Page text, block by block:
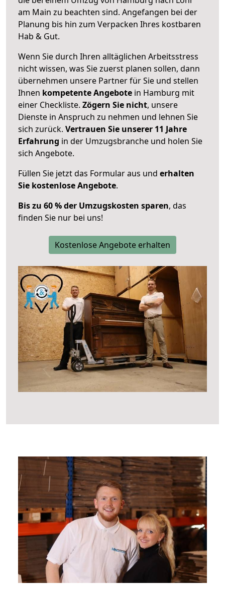
am Main zu beachten sind. Angefangen bei der
Planung bis hin zum Verpacken Ihres kostbaren
Hab & Gut.
Wenn Sie durch Ihren alltäglichen Arbeitsstress
nicht wissen, was Sie zuerst planen sollen, dann
übernehmen unsere Partner für Sie und stellen
Ihnen kompetente Angebote in Hamburg mit
einer Checkliste. Zögern Sie nicht, unsere
Dienste in Anspruch zu nehmen und lehnen Sie
sich zurück. Vertrauen Sie unserer 11 Jahre
Erfahrung in der Umzugsbranche und holen Sie
sich Angebote.
Füllen Sie jetzt das Formular aus und erhalten
Sie kostenlose Angebote.
Bis zu 60 % der Umzugskosten sparen, das
finden Sie nur bei uns!
Kostenlose Angebote erhalten